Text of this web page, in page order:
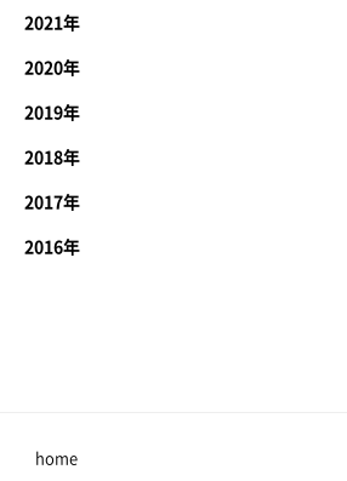
2021年
2020年
2019年
2018年
2017年
2016年
home